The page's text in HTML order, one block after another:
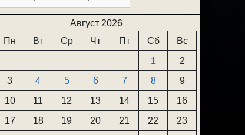
Август 2026
Пн
Вт Ср Чт Пт Сб
Вс
1
2
3
4 5 6 7 8
9
10
11 12 13 14 15
16
17
18 19 20 21 22
23